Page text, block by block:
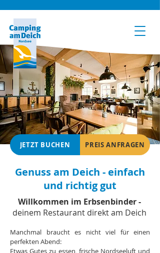
JETZT BUCHEN PREIS ANFRAGEN
Genuss am Deich - einfach
und richtig gut
Willkommen im Erbsenbinder -
deinem Restaurant direkt am Deich
Manchmal braucht es nicht viel für einen
perfekten Abend:
Etwas Gutes zu essen, frische Nordseeluft und